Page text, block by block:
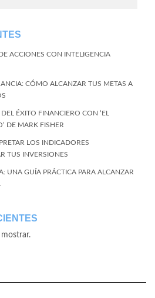
ACCIONES CON INTELIGENCIA
CÓMO ALCANZAR TUS METAS A
ÉXITO FINANCIERO CON ‘EL
DE MARK FISHER
LOS INDICADORES
TUS INVERSIONES
UNA GUÍA PRÁCTICA PARA ALCANZAR